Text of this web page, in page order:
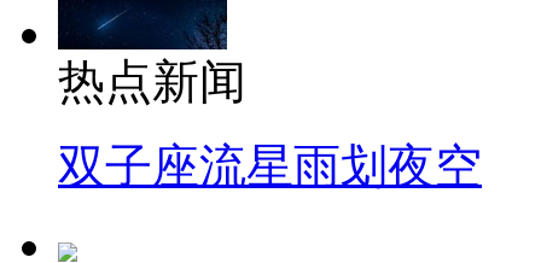
热点新闻
双子座流星雨划夜空